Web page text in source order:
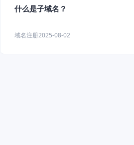
什么是子域名？
域名注册2025-08-02